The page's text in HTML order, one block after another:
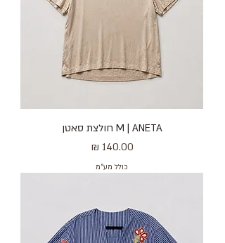
M | ANETA חולצת סאטן
מחיר
כולל מע״מ